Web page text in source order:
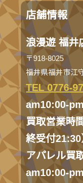
店舗情報
浪漫遊 福井
〒918-8025
福井県福井市江
TEL 0776-
am10:00-
買取営業時
終受付21:30
アパレル買
am10:00-